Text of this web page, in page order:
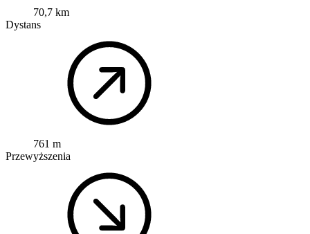
70,7 km
Dystans
761 m
Przewyższenia